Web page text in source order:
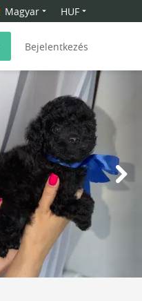
Magyar HUF
Bejelentkezés